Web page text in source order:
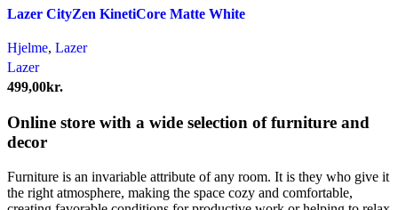
Lazer CityZen KinetiCore Matte White
Hjelme, Lazer
Lazer
499,00kr.
Online store with a wide selection of furniture and
decor
Furniture is an invariable attribute of any room. It is they who give it
the right atmosphere, making the space cozy and comfortable,